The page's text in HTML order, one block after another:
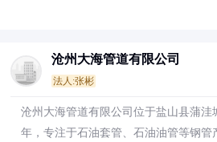
沧州大海管道有限公司
法人:张彬
沧州大海管道有限公司位于盐山县蒲洼
年，专注于石油套管、石油油管等钢管